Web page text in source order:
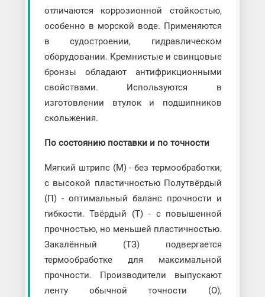
отличаются коррозионной стойкостью,
особенно в морской воде. Применяются
в судостроении, гидравлическом
оборудовании. Кремнистые и свинцовые
бронзы обладают антифрикционными
свойствами. Используются в
изготовлении втулок и подшипников
скольжения.
По состоянию поставки и по точности
Мягкий штрипс (М) - без термообработки,
с высокой пластичностью Полутвёрдый
(П) - оптимальный баланс прочности и
гибкости. Твёрдый (Т) - с повышенной
прочностью, но меньшей пластичностью.
Закалённый (ТЗ) подвергается
термообработке для максимальной
прочности. Производители выпускают
ленту обычной точности (О),